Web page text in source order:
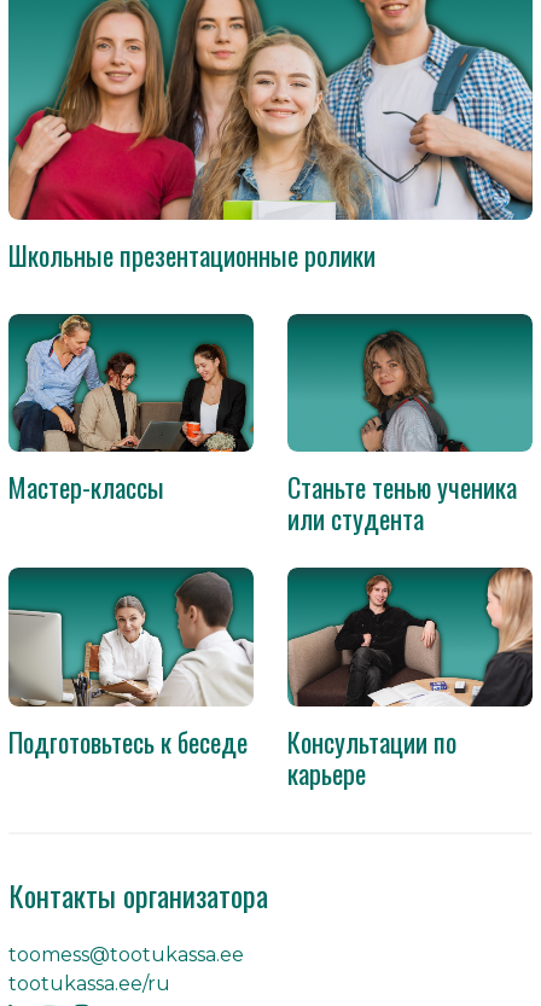
Школьные презентационные ролики
Мастер-классы
Станьте тенью ученика
или студента
Подготовьтесь к беседе
Консультации по
карьере
Контакты организатора
toomess@tootukassa.ee
tootukassa.ee/ru